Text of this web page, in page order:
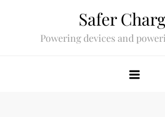
Safer
Powering devices and